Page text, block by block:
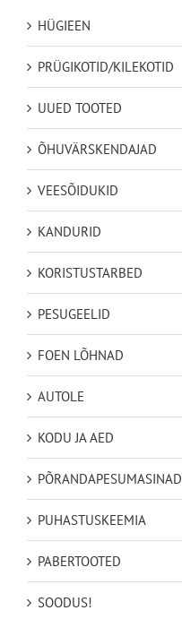
HÜGIEEN
PRÜGIKOTID/KILEKOTID
UUED TOOTED
ÕHUVÄRSKENDAJAD
VEESÕIDUKID
KANDURID
KORISTUSTARBED
PESUGEELID
FOEN LÕHNAD
AUTOLE
KODU JA AED
PÕRANDAPESUMASINAD
PUHASTUSKEEMIA
PABERTOOTED
SOODUS!